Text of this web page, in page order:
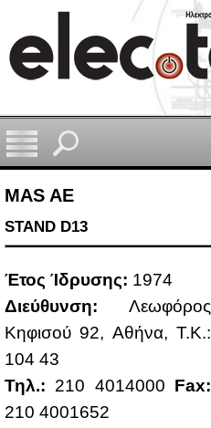
MAS AE
STAND D13
Έτος Ίδρυ­σης: 1974
Διεύ­θυν­ση: Λε­ω­φό­ρος
Κη­φι­σού 92, Αθή­να, Τ.Κ.:
104 43
Τηλ.: 210 4014000 Fax:
210 4001652